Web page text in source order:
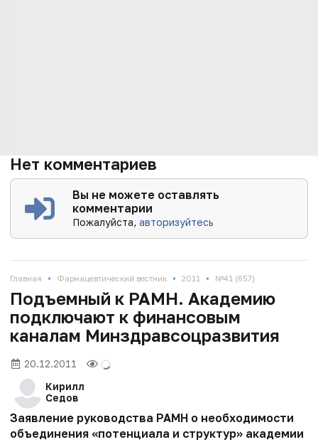
Нет комментариев
Вы не можете оставлять
комментарии
Пожалуйста,авторизуйтесь
Главная • Фармацевтический вестник • 2011 • №41 (657)
Подъемный к РАМН. Академию
подключают к финансовым
каналам Минздравсоцразвития
20.12.2011
Кирилл
Седов
Заявление руководства РАМН о необходимости
объединения «потенциала и структур» академии